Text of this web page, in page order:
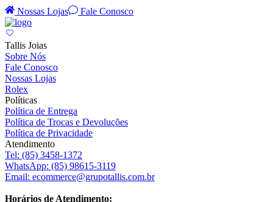
Nossas Lojas Fale Conosco
Tallis Joias
Sobre Nós
Fale Conosco
Nossas Lojas
Rolex
Políticas
Política de Entrega
Política de Trocas e Devoluções
Política de Privacidade
Atendimento
Tel: (85) 3458-1372
WhatsApp: (85) 98615-3119
Email: ecommerce@grupotallis.com.br
Horários de Atendimento: